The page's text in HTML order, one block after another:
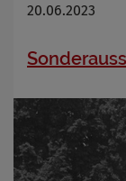
20.06.2023